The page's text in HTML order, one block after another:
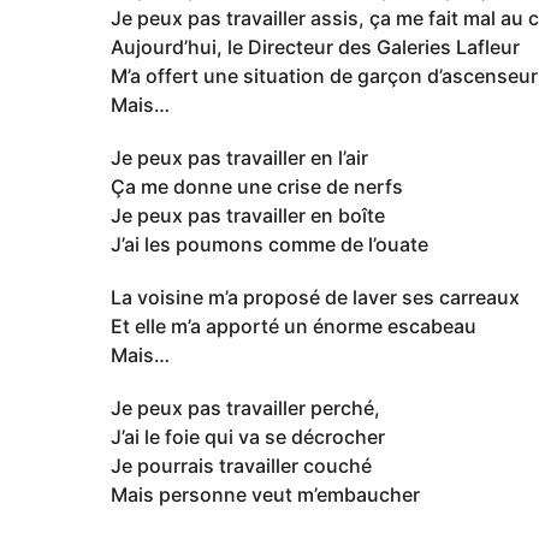
Je peux pas travailler assis, ça me fait mal au
Aujourd’hui, le Directeur des Galeries Lafleur
M’a offert une situation de garçon d’ascenseur
Mais…
Je peux pas travailler en l’air
Ça me donne une crise de nerfs
Je peux pas travailler en boîte
J’ai les poumons comme de l’ouate
La voisine m’a proposé de laver ses carreaux
Et elle m’a apporté un énorme escabeau
Mais…
Je peux pas travailler perché,
J’ai le foie qui va se décrocher
Je pourrais travailler couché
Mais personne veut m’embaucher